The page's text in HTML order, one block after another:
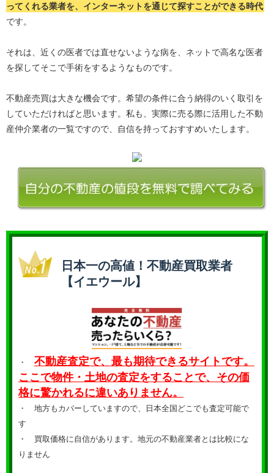
ってくれる業者を、インターネットを通じて探すことができる時代
です。
それは、近くの医者では直せないような病を、ネットで高名な医者
を探してそこで手術をするようなものです。
不動産売買は大きな機会です。希望の条件に合う納得のいく取引を
していただければと思います。私も、実際に売る際に活用した不動
産仲介業者の一覧ですので、自信を持っておすすめいたします。
日本一の高値！不動産買取業者
【イエウール】
・ 不動産査定で、最も期待できるサイトです。
ここで物件・土地の査定をすることで、その価
格に驚かれるに違いありません。
・ 地方もカバーしていますので、日本全国どこでも査定可能で
す
・ 買取価格に自信があります。地元の不動産業者とは比較にな
りません